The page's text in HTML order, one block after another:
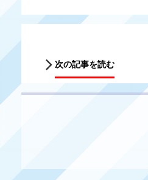
次の記事を読む